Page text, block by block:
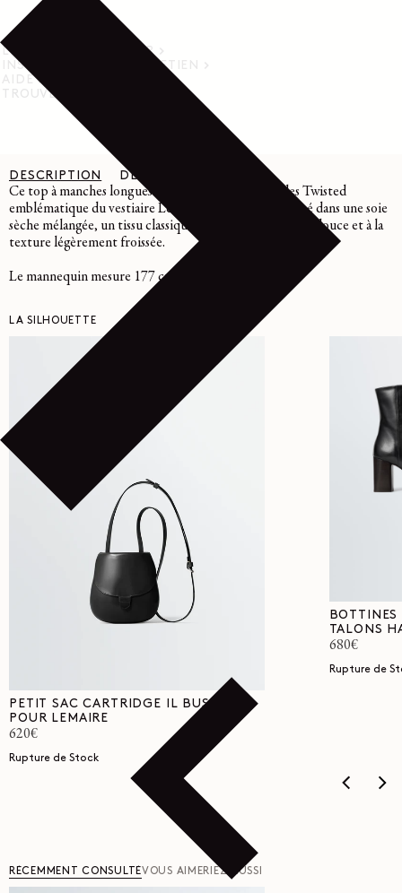
LIVRAISON ET RETOUR
INSTRUCTIONS D’ENTRETIEN
AIDE
TROUVER UN MAGASIN
DESCRIPTION DÉTAILS
Ce top à manches longues fait partie de la famille des Twisted
emblématique du vestiaire Lemaire. Il est confectionné dans une soie
sèche mélangée, un tissu classique de la maison à la main douce et à la
texture légèrement froissée.
Le mannequin mesure 177 cm porte une taille 36 (S).
LA SILHOUETTE
PETIT SAC CARTRIDGE IL BUSSETTO
POUR LEMAIRE
Prix
habituel
620€
Rupture de Stock
TALONS
Prix
habituel
680€
Rupture de
RÉCEMMENT CONSULTÉVOUS AIMERIEZ AUSSI